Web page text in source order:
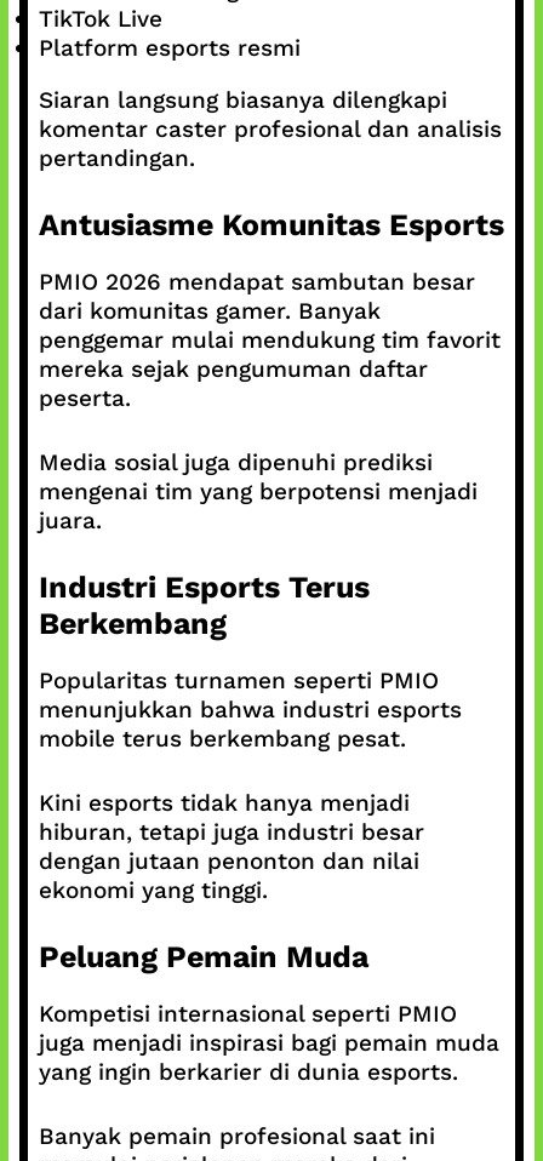
TikTok Live
Platform esports resmi
Siaran langsung biasanya dilengkapi
komentar caster profesional dan analisis
pertandingan.
Antusiasme Komunitas Esports
PMIO 2026 mendapat sambutan besar
dari komunitas gamer. Banyak
penggemar mulai mendukung tim favorit
mereka sejak pengumuman daftar
peserta.
Media sosial juga dipenuhi prediksi
mengenai tim yang berpotensi menjadi
juara.
Industri Esports Terus
Berkembang
Popularitas turnamen seperti PMIO
menunjukkan bahwa industri esports
mobile terus berkembang pesat.
Kini esports tidak hanya menjadi
hiburan, tetapi juga industri besar
dengan jutaan penonton dan nilai
ekonomi yang tinggi.
Peluang Pemain Muda
Kompetisi internasional seperti PMIO
juga menjadi inspirasi bagi pemain muda
yang ingin berkarier di dunia esports.
Banyak pemain profesional saat ini